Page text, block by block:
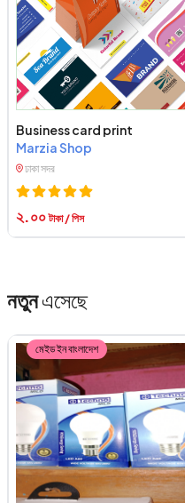
Business card print
Marzia Shop
ঢাকা সদর
২.০০টাকা / পিস
নতুনএসেছে
মেইড ইন বাংলাদেশ